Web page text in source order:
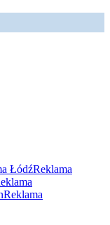
ŁódźReklama
Reklama